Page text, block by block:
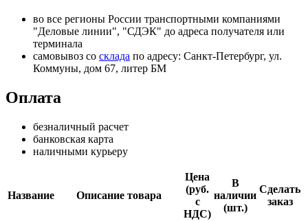
во все регионы России транспортными компаниями
"Деловые линии", "СДЭК" до адреса получателя или
терминала
самовывоз со склада по адресу: Санкт-Петербург, ул.
Коммуны, дом 67, литер БМ
Оплата
безналичный расчет
банковская карта
наличными курьеру
Название Описание товара
Цена
(руб.
с
НДС)
В
наличии
(шт.)
Сделать
заказ